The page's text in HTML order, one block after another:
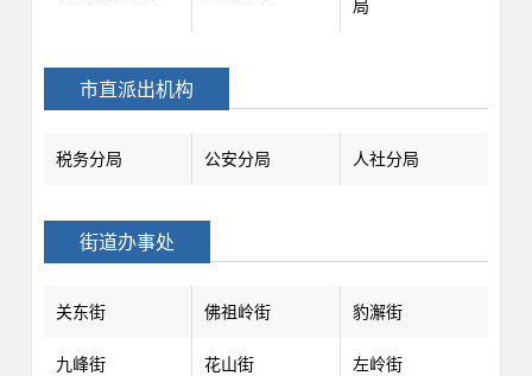
局
市直派出机构
税务分局 公安分局 人社分局
街道办事处
关东街 佛祖岭街 豹澥街
九峰街 花山街 左岭街